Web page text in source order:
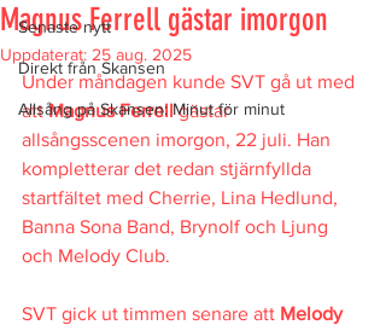
Senaste nytt
Direkt från Skansen
Allsång på Skansen: Minut för minut
Magnus Ferrell gästar imorgon
Uppdaterat: 25 aug. 2025
Under måndagen kunde SVT gå ut med
att Magnus Ferrell gästar
allsångsscenen imorgon, 22 juli. Han
kompletterar det redan stjärnfyllda
startfältet med Cherrie, Lina Hedlund,
Banna Sona Band, Brynolf och Ljung
och Melody Club.
SVT gick ut timmen senare att Melody